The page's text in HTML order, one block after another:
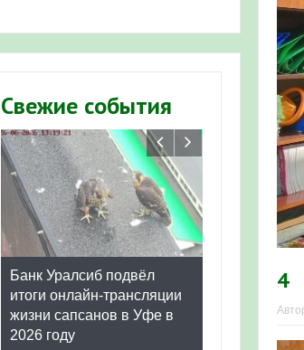
Мероприятие для ребят из
Фотофиксация и осмотр
Участие башкирских
численности птиц в
«Весенняя перекличка-
Мониторинг орнитофауны на
4
Свежие события
Банк Уралсиб подвёл
итоги онлайн-трансляции
жизни сапсанов в Уфе в
2026 году